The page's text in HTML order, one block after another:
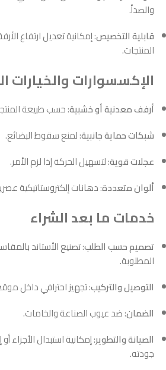
والصدأ.
قابلية التخصيص: إمكانية تعديل ارتفاع
المنتجات.
الإكسسوارات والخيارات
أرفف معدنية أو خشبية: حسب طبيعة
شبكات حماية جانبية: لمنع سقوط البضائع.
عجلات قوية: لتسهيل الحركة إذا لزم الأمر.
ألوان متعددة: دهانات إلكتروستاتيكية
خدمات ما بعد الشراء
تصميم حسب الطلب: تصنيع الأستاند
المطلوبة.
التوصيل والتركيب: تجهيز احترافي داخل
الضمان: ضد عيوب الصناعة والخامات.
الصيانة والتطوير: إمكانية استبدال الأجزاء
جودته.